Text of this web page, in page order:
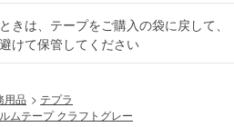
きは、テープをご購入の袋に戻して、
けて保管してください
用品 > テプラ
ムテープ クラフトグレー